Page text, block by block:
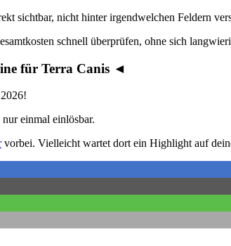
sichtbar, nicht hinter irgendwelchen Feldern
schnell überprüfen, ohne sich
für Terra Canis ◄
einmal einlösbar.
vorbei. Vielleicht wartet dort ein Highlight auf